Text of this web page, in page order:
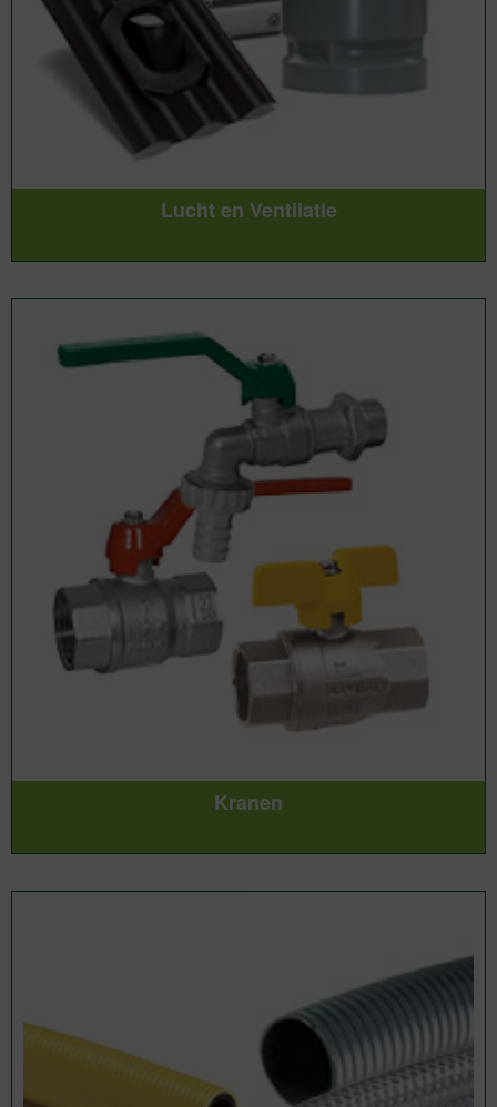
Lucht en Ventilatie
Kranen